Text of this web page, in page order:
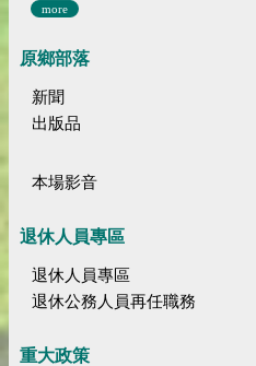
more
原鄉部落
新聞
出版品
本場影音
退休人員專區
退休人員專區
退休公務人員再任職務
重大政策